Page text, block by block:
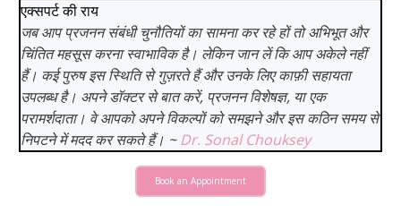
एक्सपर्ट की राय
जब आप प्रजनन संबंधी चुनौतियों का सामना कर रहे हों तो अभिभूत और
चिंतित महसूस करना स्वाभाविक है। लेकिन जान लें कि आप अकेले नहीं
हैं। कई पुरुष इस स्थिति से गुज़रते हैं और उनके लिए काफ़ी सहायता
उपलब्ध है। अपने डॉक्टर से बात करें, प्रजनन विशेषज्ञ, या एक
परामर्शदाता। वे आपको अपने विकल्पों को समझने और इस कठिन समय से
निपटने में मदद कर सकते हैं। ~Dr. Sonal Chouksey
Book an Appointment